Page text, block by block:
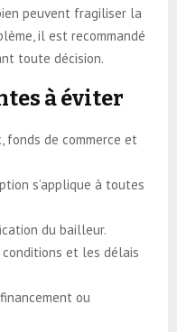
peuvent fragiliser la
il est recommandé
toute décision.
à éviter
fonds de commerce et
s’applique à toutes
du bailleur.
et les délais
ou